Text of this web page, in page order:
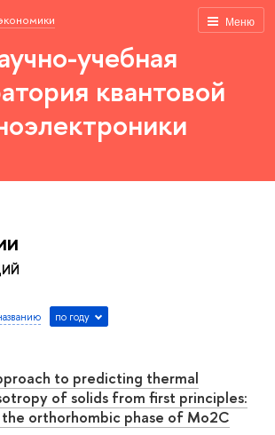
Меню
учебная
квантовой
по году
to predicting thermal
of solids from first principles:
orthorhombic phase of Mo2C